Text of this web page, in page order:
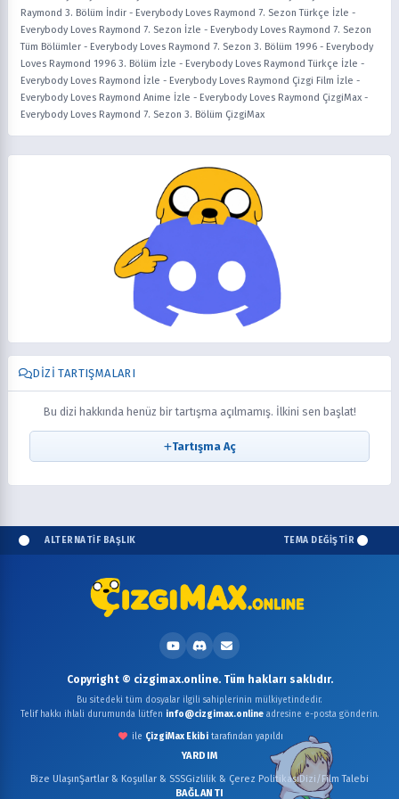
Raymond 3. Bölüm İndir - Everybody Loves Raymond 7. Sezon Türkçe İzle -
Everybody Loves Raymond 7. Sezon İzle - Everybody Loves Raymond 7. Sezon
Tüm Bölümler - Everybody Loves Raymond 7. Sezon 3. Bölüm 1996 - Everybody
Loves Raymond 1996 3. Bölüm İzle - Everybody Loves Raymond Türkçe İzle -
Everybody Loves Raymond İzle - Everybody Loves Raymond Çizgi Film İzle -
Everybody Loves Raymond Anime İzle - Everybody Loves Raymond ÇizgiMax -
Everybody Loves Raymond 7. Sezon 3. Bölüm ÇizgiMax
DIZI TARTIŞMALARI
Bu dizi hakkında henüz bir tartışma açılmamış. İlkini sen başlat!
Tartışma Aç
ALTERNATİF BAŞLIK TEMA DEĞİŞTİR
YARDIM
Bize UlaşınŞartlar & Koşullar & SSSGizlilik & Çerez Politikası Dizi/Film Talebi
BAĞLANTI
Copyright © cizgimax.online. Tüm hakları saklıdır.
Bu sitedeki tüm dosyalar ilgili sahiplerinin mülkiyetindedir.
Telif hakkı ihlali durumunda lütfen info@cizgimax.onlineadresine e-posta gönderin.
ile ÇizgiMax Ekibitarafından yapıldı